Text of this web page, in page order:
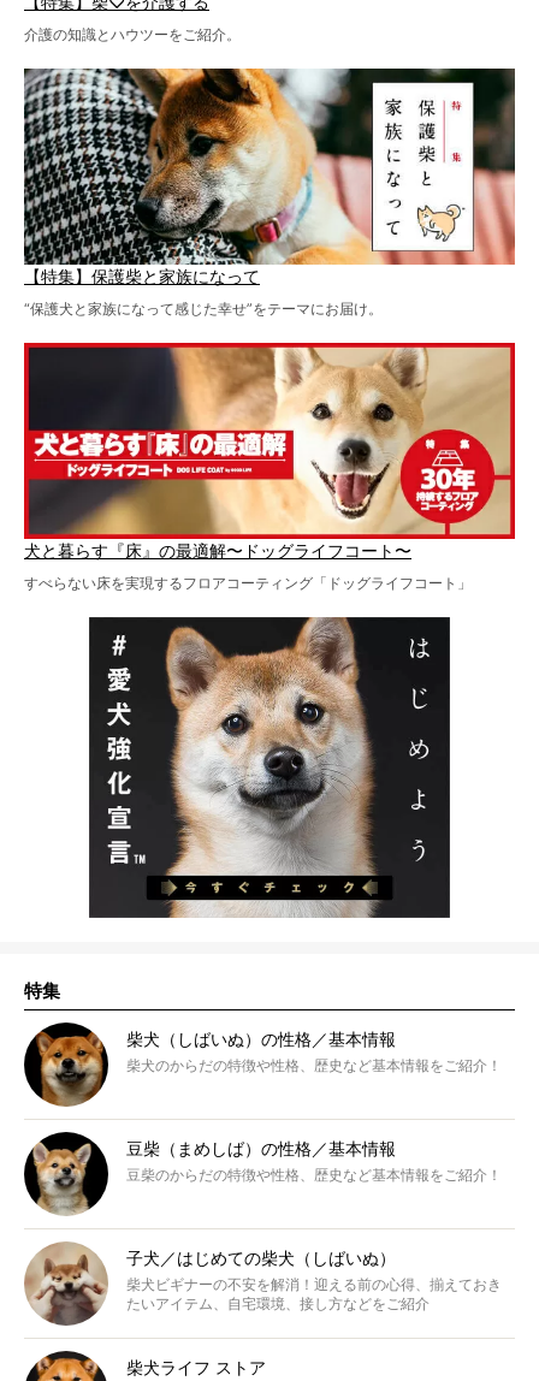
介護の知識とハウツーをご紹介。
【特集】保護柴と家族になって
“保護犬と家族になって感じた幸せ”をテーマにお届け。
犬と暮らす『床』の最適解〜ドッグライフコート〜
すべらない床を実現するフロアコーティング「ドッグライフコート」
特集
柴犬（しばいぬ）の性格／基本情報
柴犬のからだの特徴や性格、歴史など基本情報をご紹介！
豆柴（まめしば）の性格／基本情報
豆柴のからだの特徴や性格、歴史など基本情報をご紹介！
子犬／はじめての柴犬（しばいぬ）
柴犬ビギナーの不安を解消！迎える前の心得、揃えておき
たいアイテム、自宅環境、接し方などをご紹介
柴犬ライフ ストア